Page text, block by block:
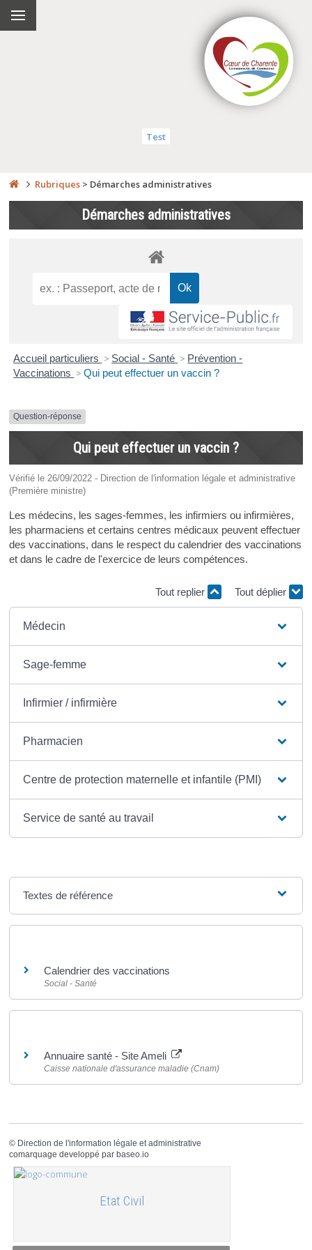
Test
Rubriques > Démarches administratives
Démarches administratives
Accueil particuliers > Social - Santé > Prévention -
Vaccinations > Qui peut effectuer un vaccin ?
Question-réponse
Qui peut effectuer un vaccin ?
Vérifié le 26/09/2022 - Direction de l'information légale et administrative
(Première ministre)
Les médecins, les sages-femmes, les infirmiers ou infirmières,
les pharmaciens et certains centres médicaux peuvent effectuer
des vaccinations, dans le respect du calendrier des vaccinations
et dans le cadre de l'exercice de leurs compétences.
Tout replier Tout déplier
Médecin
Sage-femme
Infirmier / infirmière
Pharmacien
Centre de protection maternelle et infantile (PMI)
Service de santé au travail
Textes de référence
Calendrier des vaccinations
Social - Santé
Annuaire santé - Site Ameli
Caisse nationale d'assurance maladie (Cnam)
© Direction de l'information légale et administrative
comarquage developpé par baseo.io
Etat Civil